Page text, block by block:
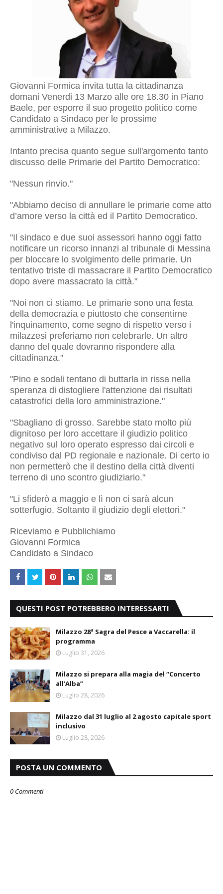
Giovanni Formica invita tutta la cittadinanza
domani Venerdi 13 Marzo alle ore 18.30 in Piano
Baele, per esporre il suo progetto politico come
Candidato a Sindaco per le prossime
amministrative a Milazzo.
Intanto precisa quanto segue sull'argomento tanto
discusso delle Primarie del Partito Democratico:
"Nessun rinvio."
"Abbiamo deciso di annullare le primarie come atto
d’amore verso la città ed il Partito Democratico.
"Il sindaco e due suoi assessori hanno oggi fatto
notificare un ricorso innanzi al tribunale di Messina
per bloccare lo svolgimento delle primarie. Un
tentativo triste di massacrare il Partito Democratico
dopo avere massacrato la città."
"Noi non ci stiamo. Le primarie sono una festa
della democrazia e piuttosto che consentirne
l'inquinamento, come segno di rispetto verso i
milazzesi preferiamo non celebrarle. Un altro
danno del quale dovranno rispondere alla
cittadinanza."
"Pino e sodali tentano di buttarla in rissa nella
speranza di distogliere l'attenzione dai risultati
catastrofici della loro amministrazione."
"Sbagliano di grosso. Sarebbe stato molto più
dignitoso per loro accettare il giudizio politico
negativo sul loro operato espresso dai circoli e
condiviso dal PD regionale e nazionale. Di certo io
non permetterò che il destino della città diventi
terreno di uno scontro giudiziario."
"Li sfiderò a maggio e lì non ci sarà alcun
sotterfugio. Soltanto il giudizio degli elettori."
Riceviamo e Pubblichiamo
Giovanni Formica
Candidato a Sindaco
QUESTI POST POTREBBERO INTERESSARTI
Milazzo 28ª Sagra del Pesce a Vaccarella: il
programma
Luglio 31, 2026
Milazzo si prepara alla magia del “Concerto
all’Alba”
Luglio 28, 2026
Milazzo dal 31 luglio al 2 agosto capitale sport
inclusivo
Luglio 28, 2026
POSTA UN COMMENTO
0 Commenti